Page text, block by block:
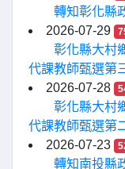
轉知彰化縣
2026-07-29
彰化縣大村
代課教師甄選第
2026-07-28
彰化縣大村
代課教師甄選第
2026-07-23
轉知南投縣